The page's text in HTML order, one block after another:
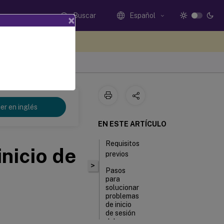
Buscar Español
en inglés
de
>
EN ESTE ARTÍCULO
Requisitos
previos
Pasos
para
solucionar
problemas
de inicio
de sesión
del
×